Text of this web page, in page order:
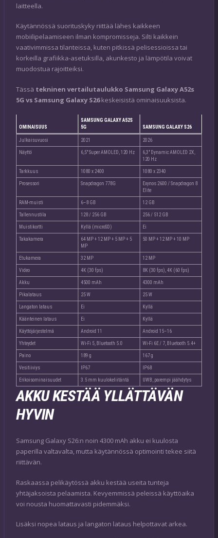
laitteella.
Käytännössä suorituskyky riittää lähes kaikkeen
mobiilipelaamiseen ilman kompromisseja. Silti kaikkein
vaativimmissa tilanteissa, kuten pitkissä pelisessioissa tai
korkeilla grafiikka-asetuksilla, akunkesto ja lämpötila voivat
muodostua rajoitteiksi.
Tässä tekninen vertailutaulukko Samsung Galaxy A52s
5G vs Samsung Galaxy S26keskeisistä ominaisuuksista.
OMINAISUUS
SAMSUNG GALAXY A52S
5G
SAMSUNG GALAXY S26
Julkaisuvuosi 2021 2026
Näyttö 6,5″ Super AMOLED, 120 Hz
6,3″ Dynamic AMOLED 2X,
120 Hz
Tarkkuus 1080 x 2400 1080 x 2340
Prosessori Snapdragon 778G
Exynos 2600 / Snapdragon 8
Elite
RAM-muisti 6–8 GB 12 GB
Tallennustila 128 / 256 GB 256 / 512 GB
Muistikortti Kyllä (microSD) Ei
Takakamera
64 MP + 12 MP + 5 MP + 5
MP
50 MP + 12 MP + 10 MP
Etukamera 32 MP 12 MP
Video 4K (30 fps) 8K (30 fps), 4K (60 fps)
Akku 4500 mAh 4300 mAh
Pikalataus 25 W 25 W
Langaton lataus Ei Kyllä
Käänteinen lataus Ei Kyllä
Käyttöjärjestelmä Android 11 Android 15–16
Yhteydet Wi-Fi 5, Bluetooth 5.0 Wi-Fi 6E / 7, Bluetooth 5.4+
Paino 189 g 167 g
Vesitiiviys IP67 IP68
Erikoisominaisuudet 3.5 mm kuulokeliitäntä UWB, parempi jäähdytys
AKKU KESTÄÄ YLLÄTTÄVÄN
HYVIN
Samsung Galaxy S26:n noin 4300 mAh akku ei kuulosta
paperilla valtavalta, mutta käytännössä optimointi tekee siitä
riittävän.
Raskaassa pelikäytössä akku kestää useita tunteja
yhtäjaksoista pelaamista. Kevyemmissä peleissä käyttöaika
voi nousta huomattavasti pidemmäksi.
Lisäksi nopea lataus ja langaton lataus helpottavat arkea.